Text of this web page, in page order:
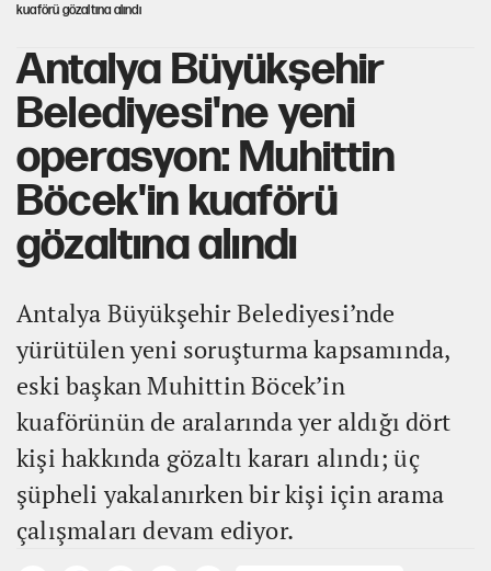
kuaförü gözaltına alındı
Antalya Büyükşehir
Belediyesi'ne yeni
operasyon: Muhittin
Böcek'in kuaförü
gözaltına alındı
Antalya Büyükşehir Belediyesi’nde
yürütülen yeni soruşturma kapsamında,
eski başkan Muhittin Böcek’in
kuaförünün de aralarında yer aldığı dört
kişi hakkında gözaltı kararı alındı; üç
şüpheli yakalanırken bir kişi için arama
çalışmaları devam ediyor.